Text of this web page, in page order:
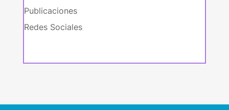
Publicaciones
Redes Sociales